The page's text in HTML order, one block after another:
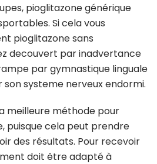
pioglitazone générique
Si cela vous
pioglitazone sans
decouvert par inadvertance
par gymnastique linguale
systeme nerveux endormi.
meilleure méthode pour
puisque cela peut prendre
des résultats. Pour recevoir
doit être adapté à